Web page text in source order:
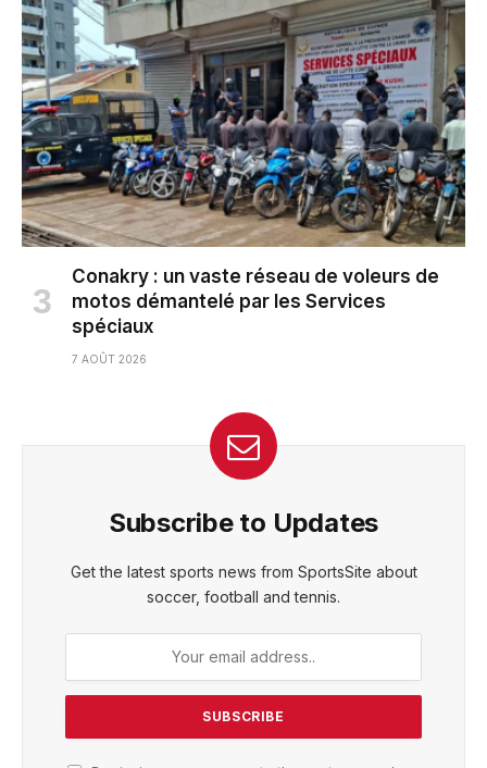
Conakry : un vaste réseau de voleurs de
motos démantelé par les Services
spéciaux
7 AOÛT 2026
Subscribe to Updates
Get the latest sports news from SportsSite about
soccer, football and tennis.